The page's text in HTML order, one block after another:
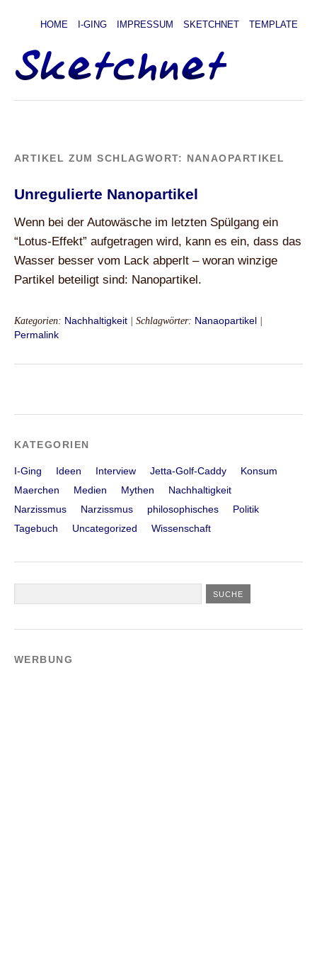
HOME I-GING IMPRESSUM SKETCHNET TEMPLATE
ARTIKEL ZUM SCHLAGWORT: NANAOPARTIKEL
Unregulierte Nanopartikel
Wenn bei der Autowäsche im letzten Spülgang ein
“Lotus-Effekt” aufgetragen wird, kann es ein, dass das
Wasser besser vom Lack abperlt – woran winzige
Partikel beteiligt sind: Nanopartikel.
Kategorien: Nachhaltigkeit | Schlagwörter: Nanaopartikel
Permalink
KATEGORIEN
I-Ging Ideen Interview Jetta-Golf-Caddy
Konsum
Maerchen
Medien Mythen
Nachhaltigkeit
Narzissmus
Narzissmus philosophisches
Politik
Tagebuch
Uncategorized Wissenschaft
WERBUNG